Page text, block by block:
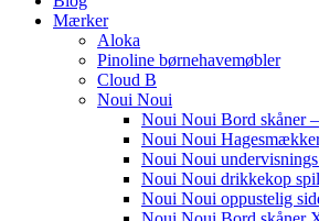
Mærker
Aloka
Pinoline børnehavemøbler
Cloud B
Noui Noui
Noui Noui Bord skåner
Noui Noui
Noui Noui
Noui Noui drikkekop
Noui Noui oppustelig